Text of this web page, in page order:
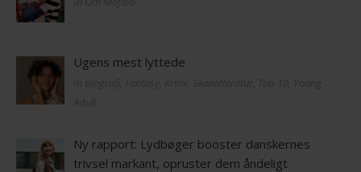
Ugens mest lyttede
Ny rapport: Lydbøger booster danskernes
trivsel markant, opruster dem åndeligt